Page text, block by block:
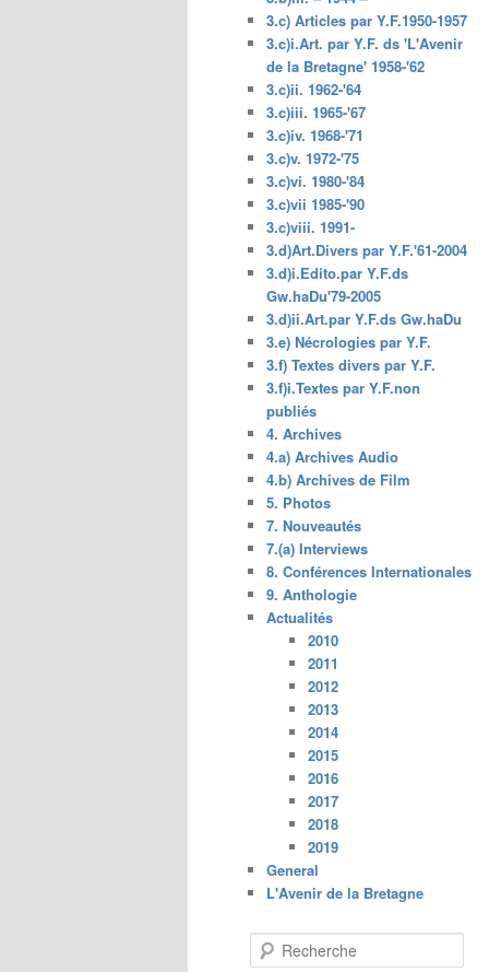
3.c) Articles par Y.F.1950-1957
3.c)i.Art. par Y.F. ds 'L'Avenir
de la Bretagne' 1958-'62
3.c)ii. 1962-'64
3.c)iii. 1965-'67
3.c)iv. 1968-'71
3.c)v. 1972-'75
3.c)vi. 1980-'84
3.c)vii 1985-'90
3.c)viii. 1991-
3.d)Art.Divers par Y.F.'61-2004
3.d)i.Edito.par Y.F.ds
Gw.haDu'79-2005
3.d)ii.Art.par Y.F.ds Gw.haDu
3.e) Nécrologies par Y.F.
3.f) Textes divers par Y.F.
3.f)i.Textes par Y.F.non
publiés
4. Archives
4.a) Archives Audio
4.b) Archives de Film
5. Photos
7. Nouveautés
7.(a) Interviews
8. Conférences Internationales
9. Anthologie
Actualités
2010
2011
2012
2013
2014
2015
2016
2017
2018
2019
General
L'Avenir de la Bretagne
e